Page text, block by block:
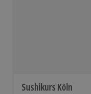
Sushikurs Köln